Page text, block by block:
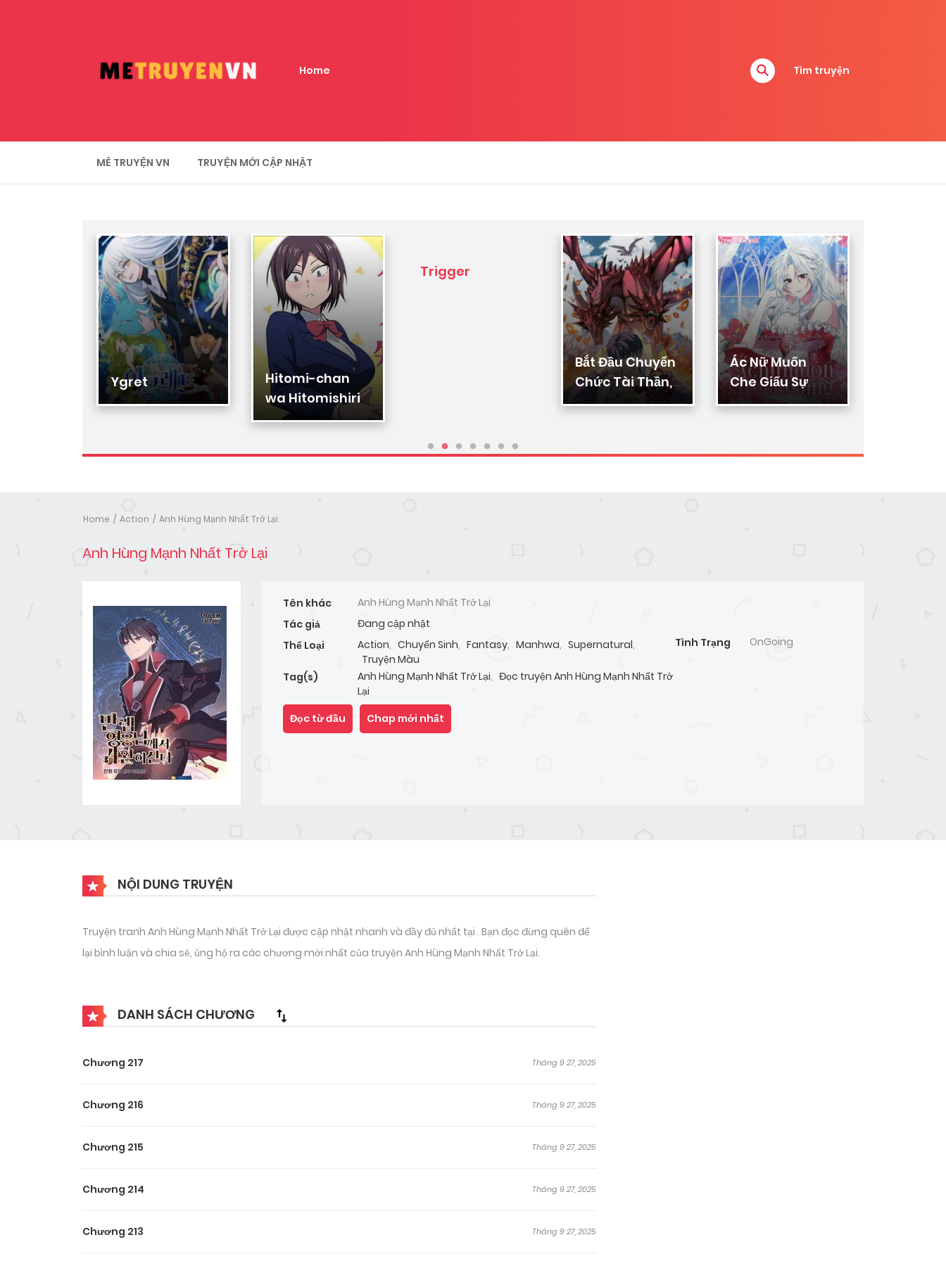
Home Tìm truyện
MÊ TRUYỆN VN TRUYỆN MỚI CẬP NHẬT
Ygret
Hitomi-chan
wa Hitomishiri
Trigger
Bắt Đầu Chuyển
Chức Tài Thần,
Ta Chuyển Hóa
Ác Nữ Muốn
Che Giấu Sự
Giàu Sang
Home Action Anh Hùng Mạnh Nhất Trở Lại
Anh Hùng Mạnh Nhất Trở Lại
Tên khác
Anh Hùng Mạnh Nhất Trở Lại
Tác giả
Đang cập nhật
Thể Loại
Action, Chuyển Sinh, Fantasy, Manhwa, Supernatural,
Truyện Màu
Tag(s)
Anh Hùng Mạnh Nhất Trở Lại, Đọc truyện Anh Hùng Mạnh Nhất Trở
Lại
Tình Trạng OnGoing
Đọc từ đầu Chap mới nhất
NỘI DUNG TRUYỆN
Truyện tranh Anh Hùng Mạnh Nhất Trở Lại được cập nhật nhanh và đầy đủ nhất tại . Bạn đọc đừng quên để
lại bình luận và chia sẻ, ủng hộ ra các chương mới nhất của truyện Anh Hùng Mạnh Nhất Trở Lại.
DANH SÁCH CHƯƠNG
Chương 217 Tháng 9 27, 2025
Chương 216 Tháng 9 27, 2025
Chương 215 Tháng 9 27, 2025
Chương 214 Tháng 9 27, 2025
Chương 213 Tháng 9 27, 2025